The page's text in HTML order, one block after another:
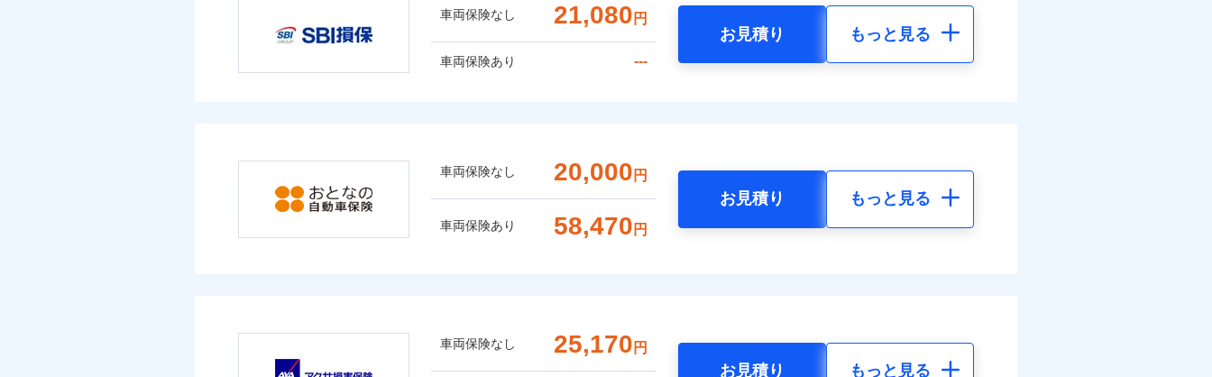
車両保険なし 21,080 円
車両保険あり ---
お見積り もっと見る
車両保険なし 20,000 円
車両保険あり 58,470 円
お見積り もっと見る
車両保険なし 25,170 円
お見積り もっと見る